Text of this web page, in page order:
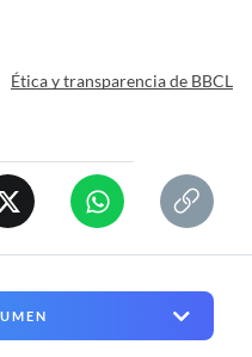
Ética y transparencia de BBCL